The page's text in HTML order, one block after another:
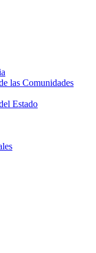
las Comunidades
Estado